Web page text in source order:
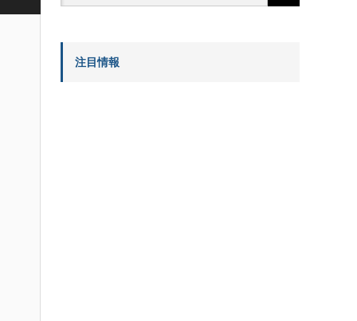
注目情報